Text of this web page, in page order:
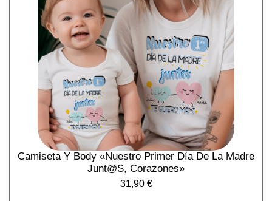
Camiseta Y Body «Nuestro Primer Día De La Madre
Junt@s, Corazones»
31,90 €